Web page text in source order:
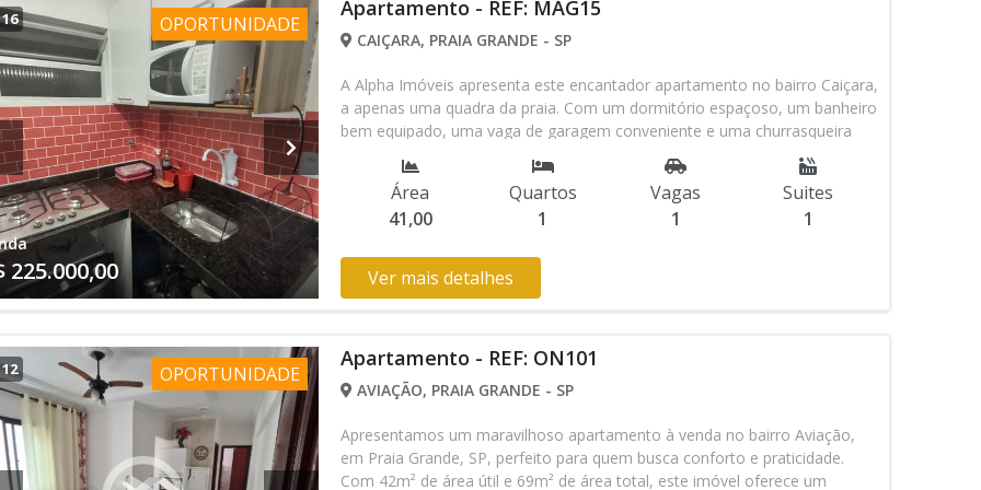
Aproveite a chance de viver próximo ao mar, com toda a infraestrutura que
o Boqueirão oferece, em um imóvel pronto para receber você. Agende
uma visita e descubra como este apartamento pode transformar seu estilo
de vida.
16 OPORTUNIDADE
225.000,00
Apartamento - REF: MAG15
CAIÇARA, PRAIA GRANDE - SP
A Alpha Imóveis apresenta este encantador apartamento no bairro Caiçara,
a apenas uma quadra da praia. Com um dormitório espaçoso, um banheiro
bem equipado, uma vaga de garagem conveniente e uma churrasqueira
para momentos de lazer, este imóvel oferece a combinação perfeita de
conforto e localização privilegiada à beira-mar. Não perca a oportunidade
de desfrutar do melhor do litoral em grande estilo. Contato: Whatsapp (13)
9 9100-2649 Fixo (13) 3474-1378
Área
41,00
Quartos
1
Vagas
1
Suites
1
Ver mais detalhes
12 OPORTUNIDADE
Apartamento - REF: ON101
AVIAÇÃO, PRAIA GRANDE - SP
Apresentamos um maravilhoso apartamento à venda no bairro Aviação,
em Praia Grande, SP, perfeito para quem busca conforto e praticidade.
Com 42m² de área útil e 69m² de área total, este imóvel oferece um